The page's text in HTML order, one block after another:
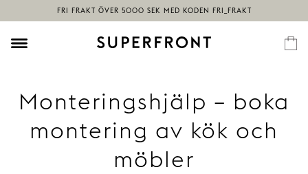
Monteringshjälp – boka
montering av kök och
möbler